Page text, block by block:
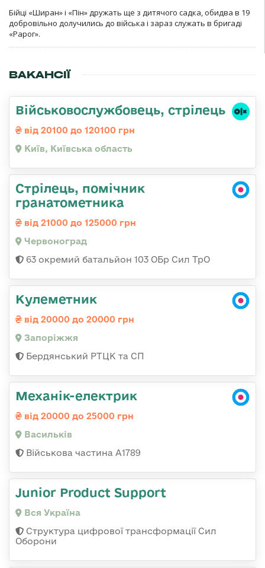
Бійці «Ширан» і «Пін» дружать ще з дитячого садка, обидва в 19
добровільно долучились до війська і зараз служать в бригаді
«Рарог».
ВАКАНСІЇ
Військовослужбовець, стрілець
від 20100 до 120100 грн
Київ, Київська область
Стрілець, помічник
гранатометника
від 21000 до 125000 грн
Червоноград
63 окремий батальйон 103 ОБр Сил ТрО
Кулеметник
від 20000 до 20000 грн
Запоріжжя
Бердянський РТЦК та СП
Механік-електрик
від 20000 до 25000 грн
Васильків
Військова частина А1789
Junior Product Support
Вся Україна
Структура цифрової трансформації Сил
Оборони